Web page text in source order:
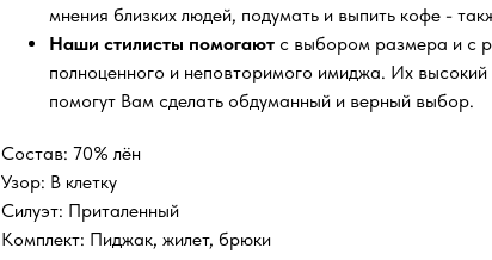
мнения близких людей, подумать и выпить кофе -
Наши стилисты помогают с выбором размера и с
полноценного и неповторимого имиджа. Их
помогут Вам сделать обдуманный и верный выбор.
Состав: 70% лён
Узор: В клетку
Силуэт: Приталенный
Комплект: Пиджак, жилет, брюки